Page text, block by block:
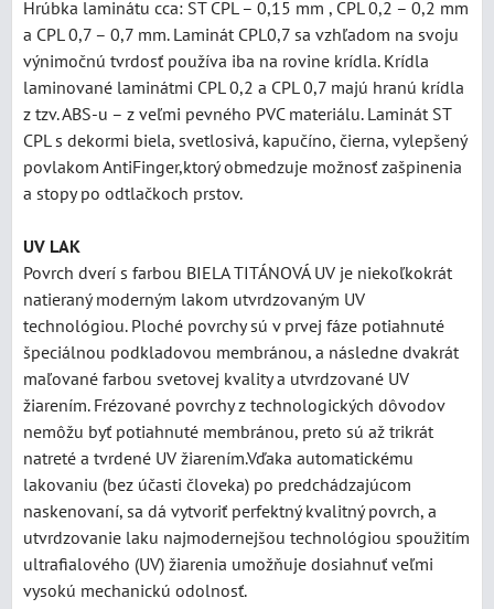
Hrúbka laminátu cca: ST CPL – 0,15 mm , CPL 0,2 – 0,2 mm
a CPL 0,7 – 0,7 mm. Laminát CPL0,7 sa vzhľadom na svoju
výnimočnú tvrdosť používa iba na rovine krídla. Krídla
laminované laminátmi CPL 0,2 a CPL 0,7 majú hranú krídla
z tzv. ABS-u – z veľmi pevného PVC materiálu. Laminát ST
CPL s dekormi biela, svetlosivá, kapučíno, čierna, vylepšený
povlakom AntiFinger,ktorý obmedzuje možnosť zašpinenia
a stopy po odtlačkoch prstov.
UV LAK
Povrch dverí s farbou BIELA TITÁNOVÁ UV je niekoľkokrát
natieraný moderným lakom utvrdzovaným UV
technológiou. Ploché povrchy sú v prvej fáze potiahnuté
špeciálnou podkladovou membránou, a následne dvakrát
maľované farbou svetovej kvality a utvrdzované UV
žiarením. Frézované povrchy z technologických dôvodov
nemôžu byť potiahnuté membránou, preto sú až trikrát
natreté a tvrdené UV žiarením.Vďaka automatickému
lakovaniu (bez účasti človeka) po predchádzajúcom
naskenovaní, sa dá vytvoriť perfektný kvalitný povrch, a
utvrdzovanie laku najmodernejšou technológiou spoužitím
ultrafialového (UV) žiarenia umožňuje dosiahnuť veľmi
vysokú mechanickú odolnosť.